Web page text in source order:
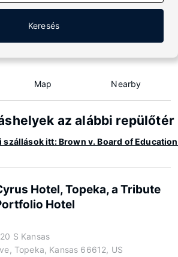
Keresés
Map Nearby
az alábbi
itt: Brown v. Board of
Hotel, Topeka, a Tribute
Hotel
S Kansas
Topeka, Kansas 66612, US